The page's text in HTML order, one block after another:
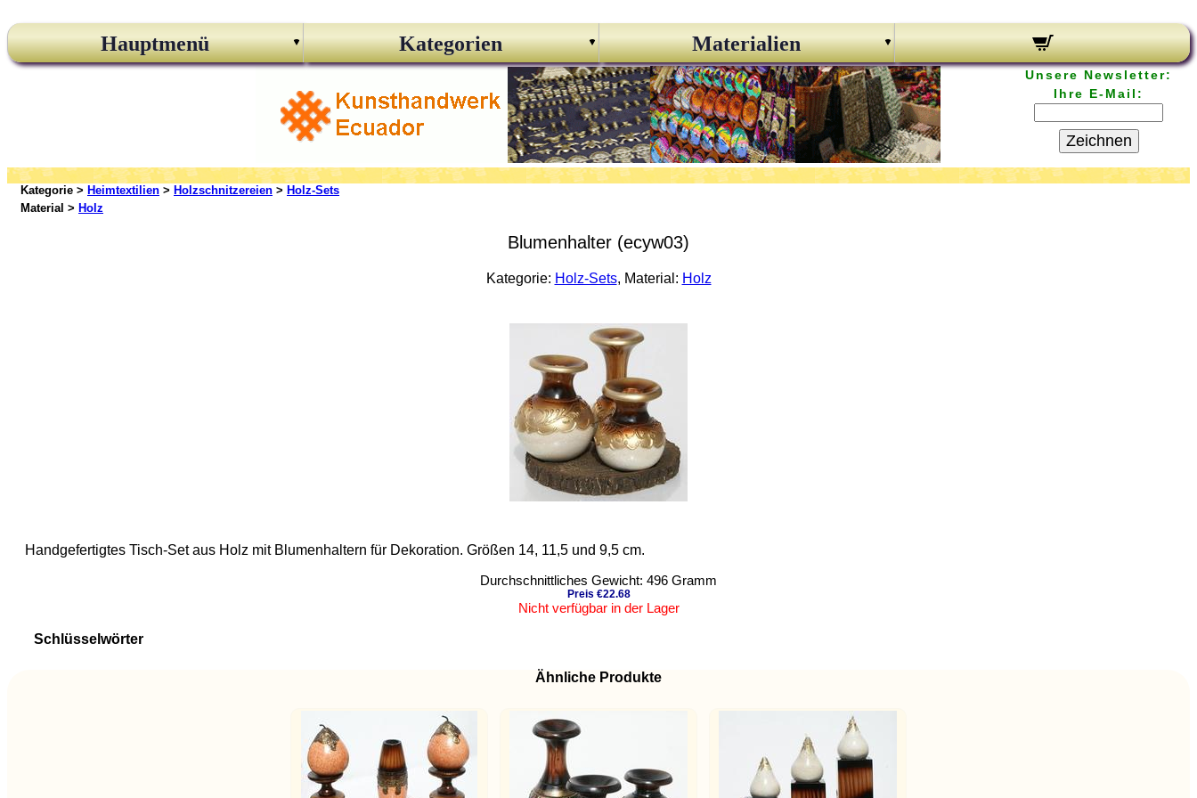
Hauptmenü Kategorien Materialien
Unsere Newsletter:
Ihre E-Mail:
Zeichnen
Kategorie > Heimtextilien > Holzschnitzereien > Holz-Sets
Material > Holz
Blumenhalter (ecyw03)
Kategorie: Holz-Sets, Material: Holz
Handgefertigtes Tisch-Set aus Holz mit Blumenhaltern für Dekoration. Größen 14, 11,5 und 9,5 cm.
Durchschnittliches Gewicht: 496 Gramm
Preis €22.68
Nicht verfügbar in der Lager
Schlüsselwörter
Ähnliche Produkte